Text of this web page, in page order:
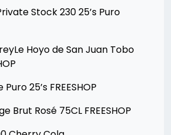
Stock 230 25’s Puro
Hoyo de San Juan Tobo
25’s FREESHOP
Brut Rosé 75CL FREESHOP